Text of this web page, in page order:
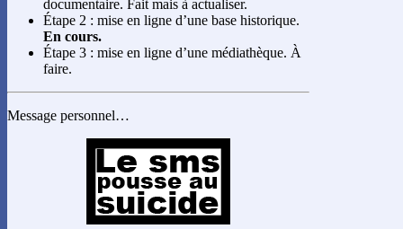
documentaire. Fait mais à actualiser.
Étape 2 : mise en ligne d’une base historique.
En cours.
Étape 3 : mise en ligne d’une médiathèque. À
faire.
Message personnel…